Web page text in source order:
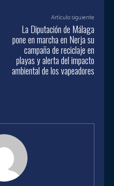
Artículo siguiente
La Diputación de Málaga
pone en marcha en Nerja su
campaña de reciclaje en
playas y alerta del impacto
ambiental de los vapeadores